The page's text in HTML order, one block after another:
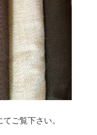
ご覧下さい。